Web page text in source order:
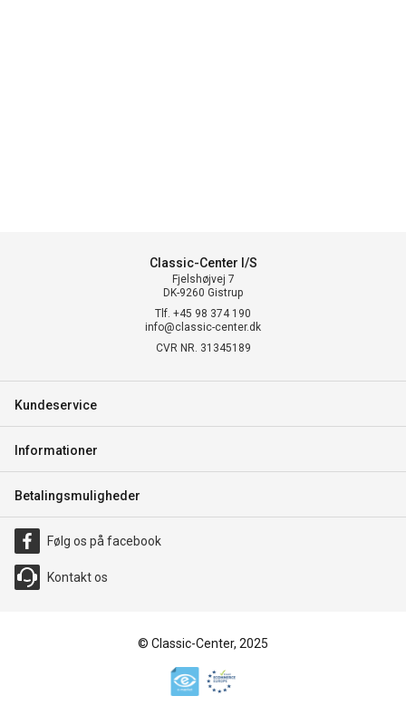
Classic-Center I/S
Fjelshøjvej 7
DK-9260 Gistrup
Tlf. +45 98 374 190
info@classic-center.dk
CVR NR. 31345189
Kundeservice
Informationer
Betalingsmuligheder
Følg os på facebook
Kontakt os
© Classic-Center, 2025